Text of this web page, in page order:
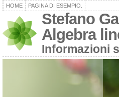
HOME PAGINA DI ESEMPIO.
Stefano
Algebra
Informazioni